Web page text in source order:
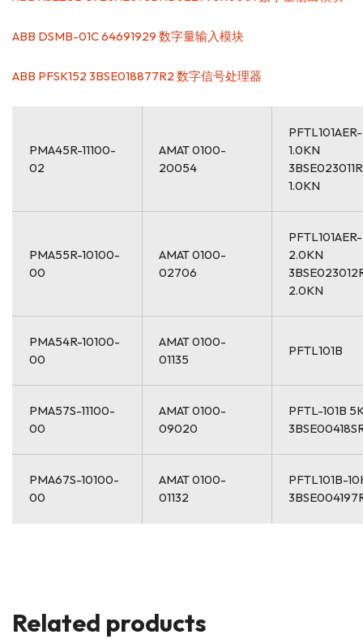
ABB DSMB-01C 64691929 数字量输入模块
ABB PFSK152 3BSE018877R2 数字信号处理器
PMA45R-11100-
02
AMAT 0100-
20054
PFTL101AER-
1.0KN
1.0KN
PMA55R-10100-
00
AMAT 0100-
02706
PFTL101AER-
2.0KN
2.0KN
PMA54R-10100-
00
AMAT 0100-
01135
PFTL101B
PMA57S-11100-
00
AMAT 0100-
09020
PFTL-101B
PMA67S-10100-
00
AMAT 0100-
01132
PFTL101B-
Related products